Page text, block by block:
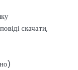
скачати,